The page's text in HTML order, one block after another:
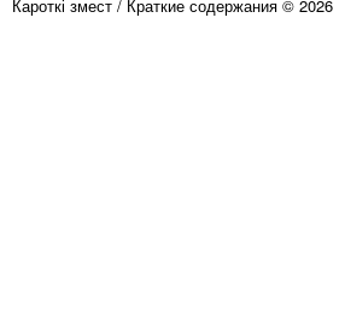
Кароткі змест / Краткие содержания © 2026